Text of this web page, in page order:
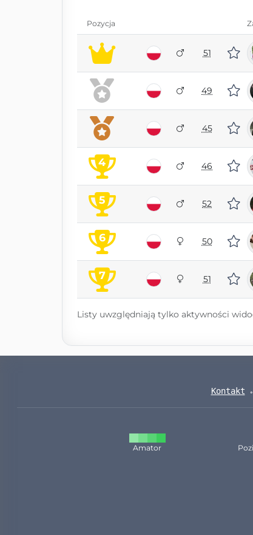
Pozycja
51
49
45
4 46
5 52
6 50
7 51
Listy uwzględniają tylko aktywności
Kontakt
Amator